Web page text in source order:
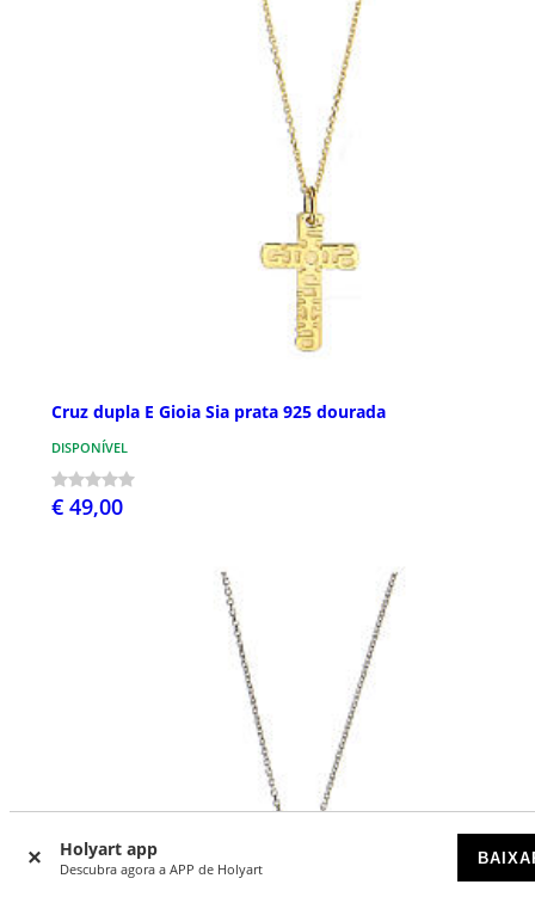
Holyart app
Descubra agora a APP de Holyart
Cruz dupla E Gioia Sia prata 925 dourada
DISPONÍVEL
€ 49,00